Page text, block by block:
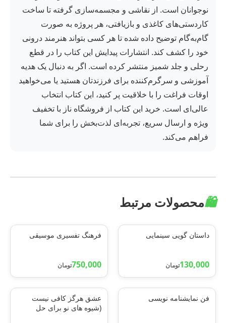
نوجوانان است. از نقاشی و مجسمه‌سازی گرفته تا ساخت
کاردستی‌های کاغذی و بازیافتی، هر پروژه به صورت
گام‌به‌گام توضیح داده شده تا هر کسی بتواند هنرمند درونی
خود را کشف کند. انتشارات پیدایش این کتاب را در قطع
رحلی و جلد شمیز منتشر کرده است. اگر به دنبال یک هدیه
آموزشی و سرگرم‌کننده برای فرزندتان هستید یا می‌خواهید
اوقات فراغت را با خلاقیت پر کنید، این کتاب انتخاب
عالی‌ای است. خرید این کتاب از فروشگاه ناز با تخفیف
ویژه و ارسال سریع، تجربه‌ای لذت‌بخش را برای شما
فراهم می‌کند.
🛍️محصولات مرتبط
داستان گویی سینمایی
130,000تومان
فرهنگ تفسیری موسیقی
750,000تومان
فن نمایشنامه نویسی
عشق هرگز کافی نیست
(شیوه های نو برای حل